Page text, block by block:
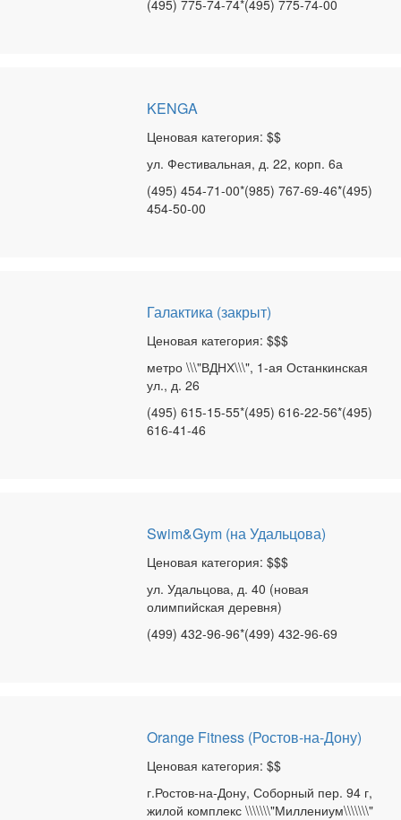
(495) 775-74-74*(495) 775-74-00
KENGA
Ценовая категория: $$
ул. Фестивальная, д. 22, корп. 6а
(495) 454-71-00*(985) 767-69-46*(495)
454-50-00
Галактика (закрыт)
Ценовая категория: $$$
метро \\\"ВДНХ\\\", 1-ая Останкинская
ул., д. 26
(495) 615-15-55*(495) 616-22-56*(495)
616-41-46
Swim&Gym (на Удальцова)
Ценовая категория: $$$
ул. Удальцова, д. 40 (новая
олимпийская деревня)
(499) 432-96-96*(499) 432-96-69
Orange Fitness (Ростов-на-Дону)
Ценовая категория: $$
г.Ростов-на-Дону, Соборный пер. 94 г,
жилой комплекс \\\\\\\"Миллениум\\\\\\\"